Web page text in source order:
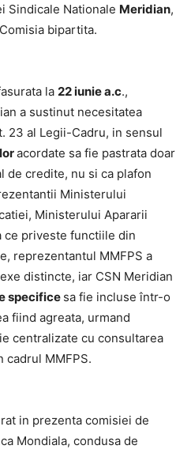
Sindicale Nationale Meridian,
bipartita.
la 22 iunie a.c.,
a sustinut necesitatea
23 al Legii-Cadru, in sensul
acordate sa fie pastrata doar
l de credite, nu si ca plafon
Ministerului
Ministerului Apararii
ce priveste functiile din
reprezentantul MMFPS a
distincte, iar CSN Meridian
specifice sa fie incluse într-o
a fiind agreata, urmand
centralizate cu consultarea
cadrul MMFPS.
in prezenta comisiei de
Mondiala, condusa de